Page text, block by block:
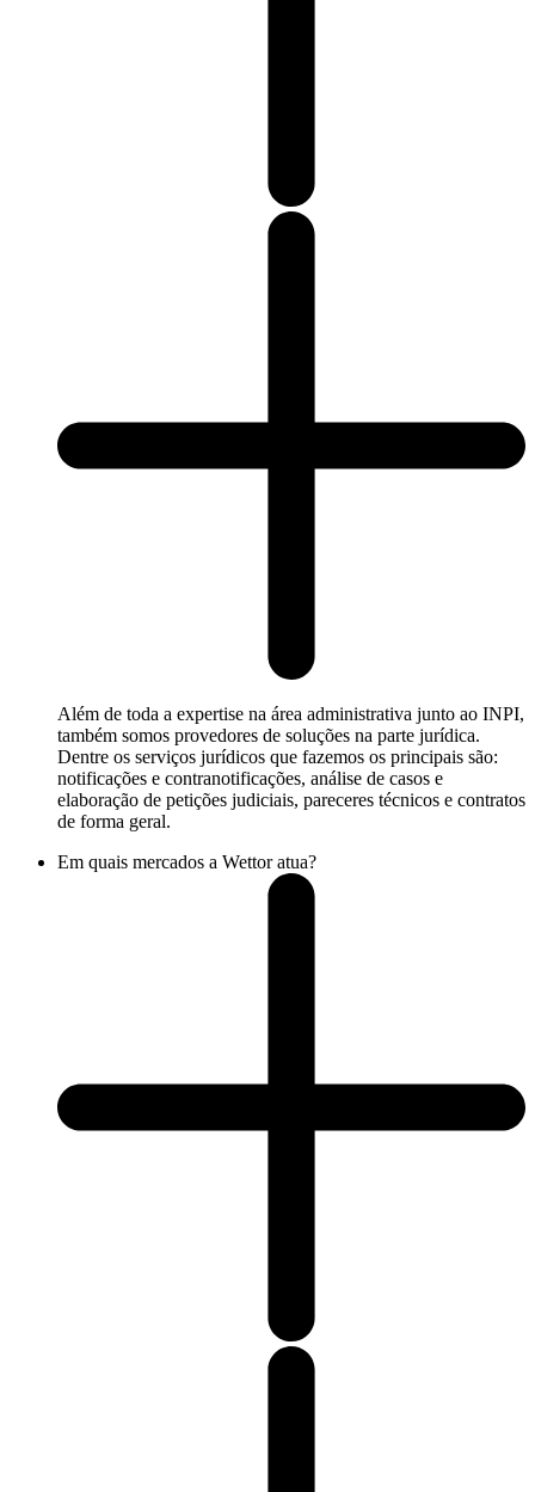
Além de toda a expertise na área administrativa junto ao INPI,
também somos provedores de soluções na parte jurídica.
Dentre os serviços jurídicos que fazemos os principais são:
notificações e contranotificações, análise de casos e
elaboração de petições judiciais, pareceres técnicos e contratos
de forma geral.
Em quais mercados a Wettor atua?